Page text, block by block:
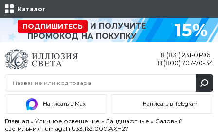
Каталог
ПОДПИШИТЕСЬ
И ПОЛУЧИТЕ
ПРОМОКОД НА ПОКУПКУ
15%
8 (831) 231-01-96
8 (800) 707-70-34
Написать в Max Написать в Telegram
Главная » Уличное освещение » Ландшафтные » Садовый
светильник Fumagalli U33.162.000.AXH27